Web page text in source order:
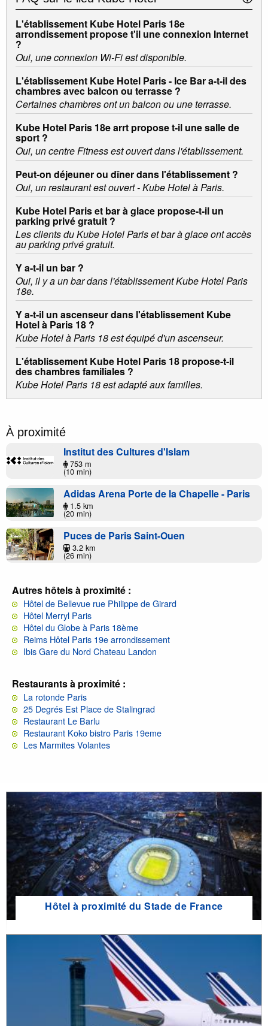
L'établissement Kube Hotel Paris 18e
arrondissement propose t'il une connexion Internet
?
Oui, une connexion Wi-Fi est disponible.
L'établissement Kube Hotel Paris - Ice Bar a-t-il des
chambres avec balcon ou terrasse ?
Certaines chambres ont un balcon ou une terrasse.
Kube Hotel Paris 18e arrt propose t-il une salle de
sport ?
Oui, un centre Fitness est ouvert dans l'établissement.
Peut-on déjeuner ou dîner dans l'établissement ?
Oui, un restaurant est ouvert - Kube Hotel à Paris.
Kube Hotel Paris et bar à glace propose-t-il un
parking privé gratuit ?
Les clients du Kube Hotel Paris et bar à glace ont accès
au parking privé gratuit.
Y a-t-il un bar ?
Oui, il y a un bar dans l'établissement Kube Hotel Paris
18e.
Y a-t-il un ascenseur dans l'établissement Kube
Hotel à Paris 18 ?
Kube Hotel à Paris 18 est équipé d'un ascenseur.
L'établissement Kube Hotel Paris 18 propose-t-il
des chambres familiales ?
Kube Hotel Paris 18 est adapté aux familles.
À proximité
Institut des Cultures d'Islam
753 m
(10 min)
Adidas Arena Porte de la Chapelle - Paris
1.5 km
(20 min)
Puces de Paris Saint-Ouen
3.2 km
(26 min)
Autres hôtels à proximité :
Hôtel de Bellevue rue Philippe de Girard
Hôtel Merryl Paris
Hôtel du Globe à Paris 18ème
Reims Hôtel Paris 19e arrondissement
Ibis Gare du Nord Chateau Landon
Restaurants à proximité :
La rotonde Paris
25 Degrés Est Place de Stalingrad
Restaurant Le Barlu
Restaurant Koko bistro Paris 19eme
Les Marmites Volantes
Hôtel à proximité du Stade de France